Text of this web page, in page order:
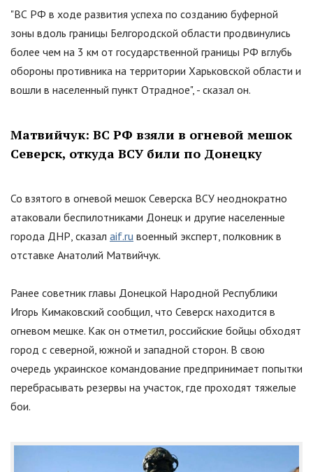
"ВС РФ в ходе развития успеха по созданию буферной
зоны вдоль границы Белгородской области продвинулись
более чем на 3 км от государственной границы РФ вглубь
обороны противника на территории Харьковской области и
вошли в населенный пункт Отрадное", - сказал он.
Матвийчук: ВС РФ взяли в огневой мешок
Северск, откуда ВСУ били по Донецку
Со взятого в огневой мешок Северска ВСУ неоднократно
атаковали беспилотниками Донецк и другие населенные
города ДНР, сказал aif.ru военный эксперт, полковник в
отставке Анатолий Матвийчук.
Ранее советник главы Донецкой Народной Республики
Игорь Кимаковский сообщил, что Северск находится в
огневом мешке. Как он отметил, российские бойцы обходят
город с северной, южной и западной сторон. В свою
очередь украинское командование предпринимает попытки
перебрасывать резервы на участок, где проходят тяжелые
бои.